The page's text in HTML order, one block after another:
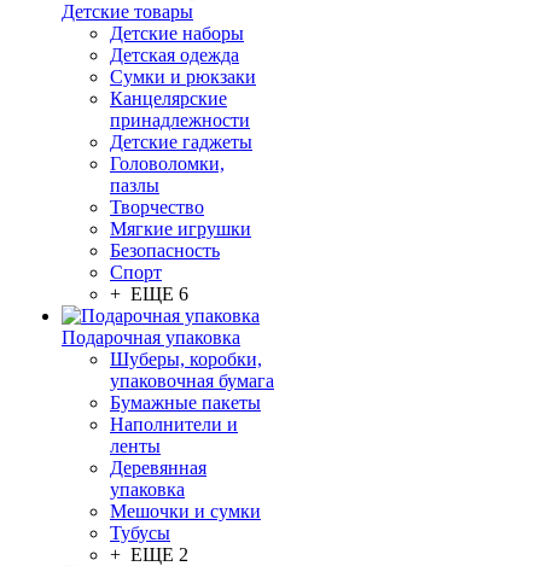
Детские товары
Детские наборы
Детская одежда
Сумки и рюкзаки
Канцелярские
принадлежности
Детские гаджеты
Головоломки,
пазлы
Творчество
Мягкие игрушки
Безопасность
Спорт
+ ЕЩЕ 6
Подарочная упаковка
Шуберы, коробки,
упаковочная бумага
Бумажные пакеты
Наполнители и
ленты
Деревянная
упаковка
Мешочки и сумки
Тубусы
+ ЕЩЕ 2